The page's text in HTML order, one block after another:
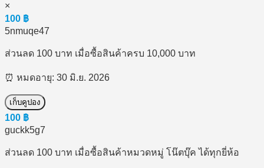
×
100 ฿
5nmuqe47
ส่วนลด 100 บาท เมื่อซื้อสินค้าครบ 10,000 บาท
⏰ หมดอายุ: 30 มิ.ย. 2026
เก็บคูปอง
100 ฿
guckk5g7
ส่วนลด 100 บาท เมื่อซื้อสินค้าหมวดหมู่ โน๊ตบุ๊ค ได้ทุกยี่ห้อ